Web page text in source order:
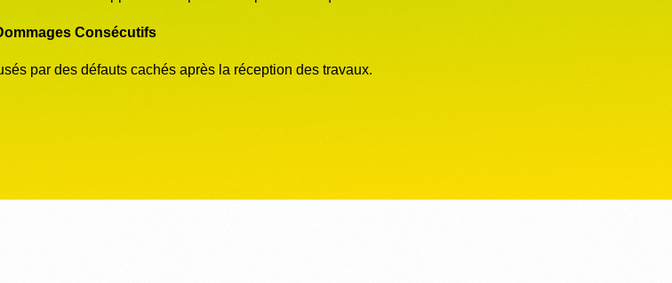
Consécutifs
par des défauts cachés après la réception des travaux.